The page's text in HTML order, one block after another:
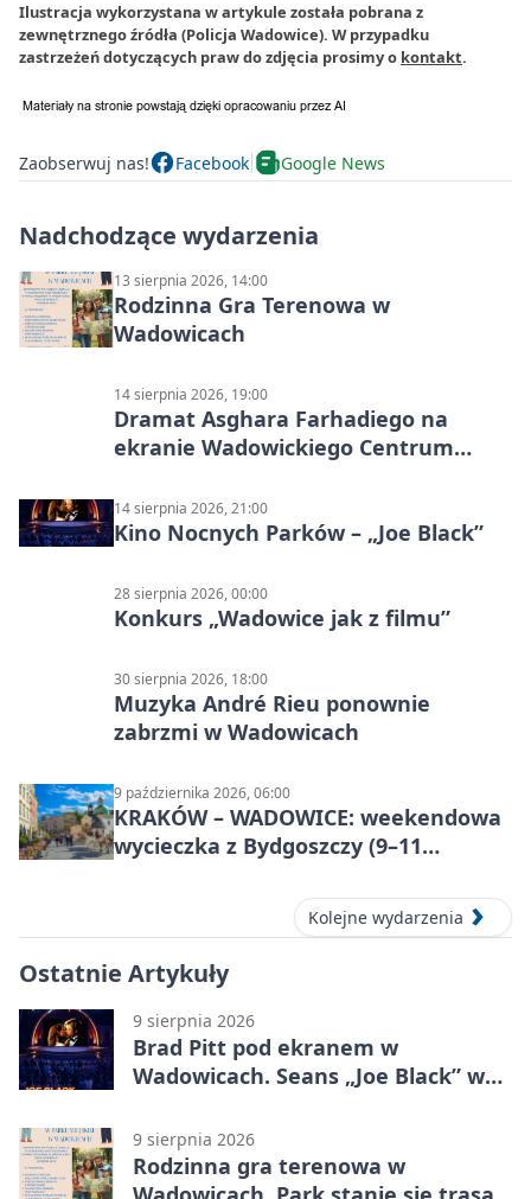
Ilustracja wykorzystana w artykule została pobrana z
zewnętrznego źródła (Policja Wadowice). W przypadku
zastrzeżeń dotyczących praw do zdjęcia prosimy o kontakt.
Zaobserwuj nas! Facebook Google News
Nadchodzące wydarzenia
13 sierpnia 2026, 14:00
Rodzinna Gra Terenowa w
Wadowicach
14 sierpnia 2026, 19:00
Dramat Asghara Farhadiego na
ekranie Wadowickiego Centrum
14 sierpnia 2026, 21:00
Kino Nocnych Parków – „Joe Black”
28 sierpnia 2026, 00:00
Konkurs „Wadowice jak z filmu”
30 sierpnia 2026, 18:00
Muzyka André Rieu ponownie
zabrzmi w Wadowicach
9 października 2026, 06:00
KRAKÓW – WADOWICE: weekendowa
wycieczka z Bydgoszczy (9–11
Kolejne wydarzenia
Ostatnie Artykuły
9 sierpnia 2026
Brad Pitt pod ekranem w
Wadowicach. Seans „Joe Black” w
9 sierpnia 2026
Rodzinna gra terenowa w